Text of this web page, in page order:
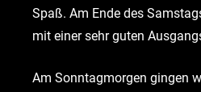
Spaß. Am Ende des
mit einer sehr guten
Am Sonntagmorgen gingen